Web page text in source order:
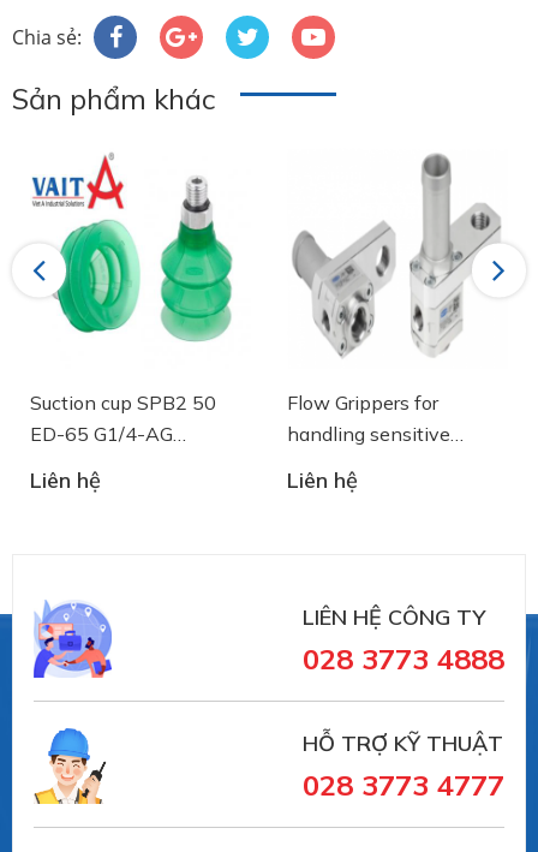
#10.01.06.02613 #10.01.06.02613
Chia sẻ:
Sản phẩm khác
Previous
Suction cup SPB2 50
ED-65 G1/4-AG
- 10.01.06.03461 - Núm
hút chân không Schmalz
Liên hệ
Flow Grippers for
handling sensitive
components
Liên hệ
Next
LIÊN HỆ CÔNG TY
028 3773 4888
HỖ TRỢ KỸ THUẬT
028 3773 4777